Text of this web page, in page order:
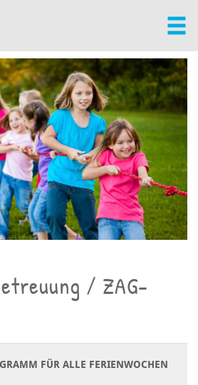
/ ZAG-
FÜR ALLE FERIENWOCHEN